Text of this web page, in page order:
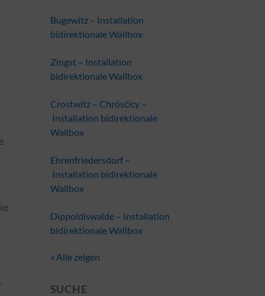
Bugewitz – Installation
bidirektionale Wallbox
Zingst – Installation
bidirektionale Wallbox
Crostwitz – Chrósćicy –
Installation bidirektionale
Wallbox
Ehrenfriedersdorf –
Installation bidirektionale
Wallbox
Dippoldiswalde – Installation
bidirektionale Wallbox
» Alle zeigen
SUCHE